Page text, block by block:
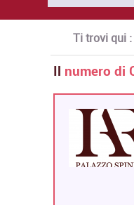
Ti trovi qui :
Il numero di